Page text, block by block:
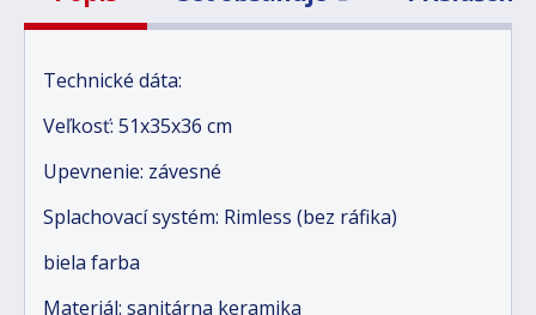
Technické dáta:
Veľkosť: 51x35x36 cm
Upevnenie: závesné
Splachovací systém: Rimless (bez ráfika)
biela farba
Materiál: sanitárna keramika